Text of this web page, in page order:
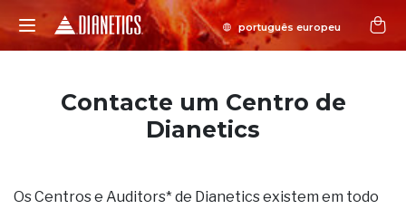
Contacte um Centro de
Dianetics
Os Centros e Auditors* de Dianetics existem em todo